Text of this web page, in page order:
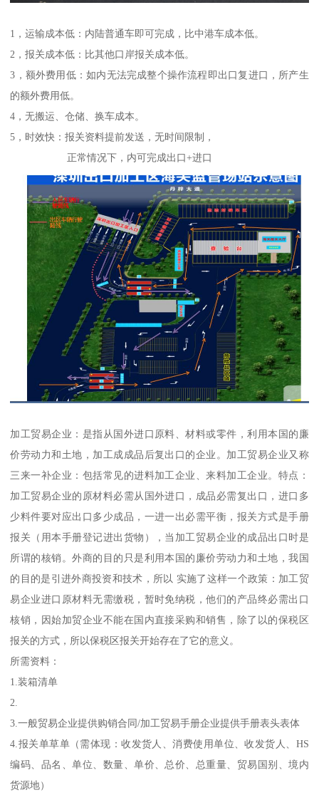
1，运输成本低：内陆普通车即可完成，比中港车成本低。
2，报关成本低：比其他口岸报关成本低。
3，额外费用低：如内无法完成整个操作流程即出口复进口，所产生
的额外费用低。
4，无搬运、仓储、换车成本。
5，时效快：报关资料提前发送，无时间限制，
正常情况下，内可完成出口+进口
加工贸易企业：是指从国外进口原料、材料或零件，利用本国的廉
价劳动力和土地，加工成成品后复出口的企业。加工贸易企业又称
三来一补企业：包括常见的进料加工企业、来料加工企业。特点：
加工贸易企业的原材料必需从国外进口，成品必需复出口，进口多
少料件要对应出口多少成品，一进一出必需平衡，报关方式是手册
报关（用本手册登记进出货物），当加工贸易企业的成品出口时是
所谓的核销。外商的目的只是利用本国的廉价劳动力和土地，我国
的目的是引进外商投资和技术，所以 实施了这样一个政策：加工贸
易企业进口原材料无需缴税，暂时免纳税，他们的产品终必需出口
核销，因始加贸企业不能在国内直接采购和销售，除了以的保税区
报关的方式，所以保税区报关开始存在了它的意义。
所需资料：
1.装箱清单
2.
3.一般贸易企业提供购销合同/加工贸易手册企业提供手册表头表体
4.报关单草单（需体现：收发货人、消费使用单位、收发货人、HS
编码、品名、单位、数量、单价、总价、总重量、贸易国别、境内
货源地）